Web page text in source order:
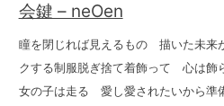
会鍵 – neOen
瞳を閉じれば見えるもの 描いた未
クする制服脱ぎ捨て着飾って 心は飾
女の子は走る 愛し愛されたいから